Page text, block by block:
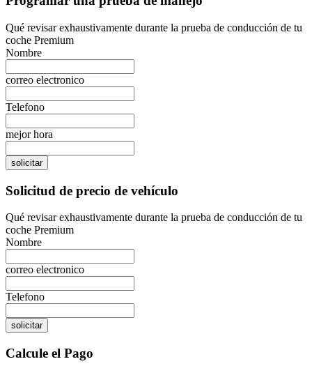
Qué revisar exhaustivamente durante la prueba de conducción de tu
coche Premium
Nombre
correo electronico
Telefono
mejor hora
solicitar
Solicitud de precio de vehículo
Qué revisar exhaustivamente durante la prueba de conducción de tu
coche Premium
Nombre
correo electronico
Telefono
solicitar
Calcule el Pago